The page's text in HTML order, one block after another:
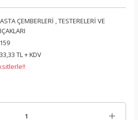
ÇEMBERLERİ , TESTERELERİ VE
TL + KDV